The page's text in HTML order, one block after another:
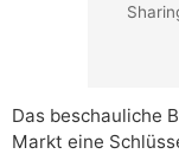
Das beschauliche
Markt eine